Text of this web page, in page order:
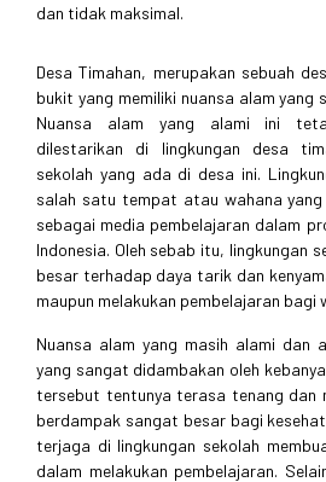
dan tidak maksimal.
Desa Timahan, merupakan sebuah
bukit yang memiliki nuansa alam yang
Nuansa alam yang alami ini
dilestarikan di lingkungan desa
sekolah yang ada di desa ini.
salah satu tempat atau wahana yang
sebagai media pembelajaran dalam
Indonesia. Oleh sebab itu, lingkungan
besar terhadap daya tarik dan
maupun melakukan pembelajaran bagi
Nuansa alam yang masih alami dan
yang sangat didambakan oleh
tersebut tentunya terasa tenang dan
berdampak sangat besar bagi
terjaga di lingkungan sekolah
dalam melakukan pembelajaran.